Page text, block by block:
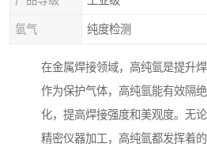
氩气 纯度检测
在金属焊接领域，高纯氩是提升
作为保护气体，高纯氩能有效隔
化，提高焊接强度和美观度。无
精密仪器加工，高纯氩都发挥着